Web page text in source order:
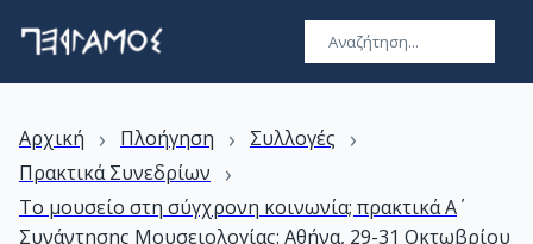
Αρχική › Πλοήγηση › Συλλογές ›
Πρακτικά Συνεδρίων ›
Το μουσείο στη σύγχρονη κοινωνία; πρακτικά Α΄
Συνάντησης Μουσειολογίας: Αθήνα, 29-31 Οκτωβρίου